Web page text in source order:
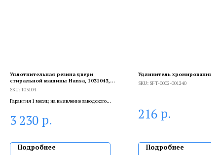
Уплотнительная резина двери
стиральной машины Hansa, 1031043,
103104
SKU: 103104
Гарантия 1 месяц на выявление заводского
сертифицированный специалист.
3 230 р.
Подробнее
Удлинитель хромированный
SKU: SFT-0002-001240
216 р.
Подробнее